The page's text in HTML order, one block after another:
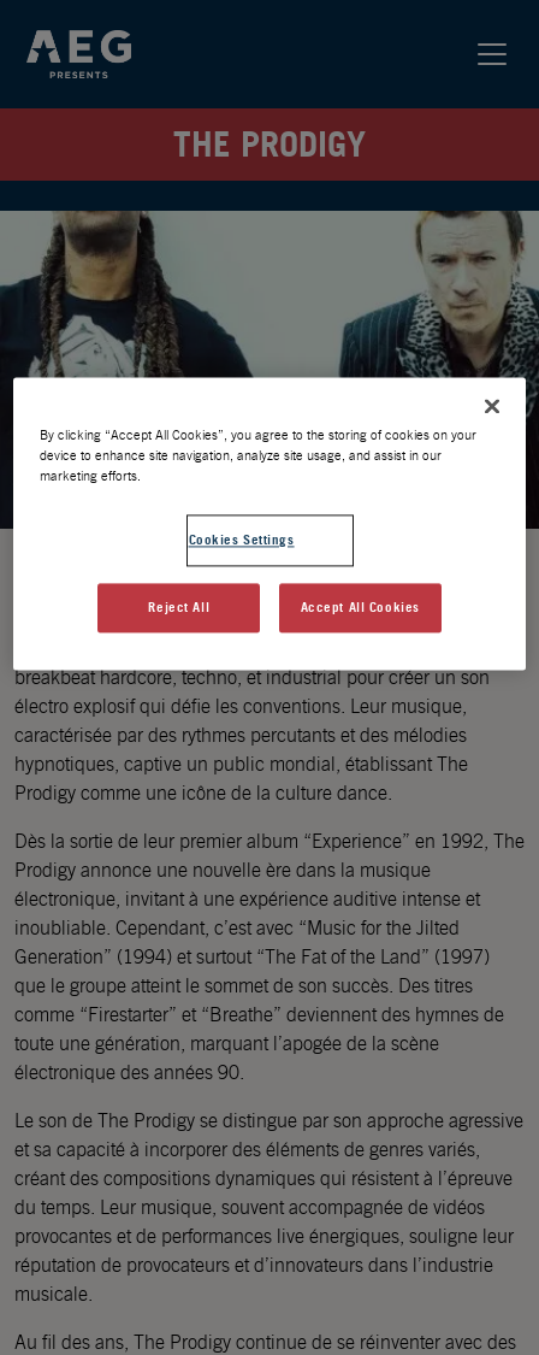
THE PRODIGY
The Prodigy, pionnier de la scène électronique britannique,
révolutionne la musique depuis sa formation en 1990. Avec
Liam Howlett à la composition, Keith Flint (jusqu’à son décès
breakbeat hardcore, techno, et industrial pour créer un son
électro explosif qui défie les conventions. Leur musique,
caractérisée par des rythmes percutants et des mélodies
hypnotiques, captive un public mondial, établissant The
Prodigy comme une icône de la culture dance.
Dès la sortie de leur premier album “Experience” en 1992, The
Prodigy annonce une nouvelle ère dans la musique
électronique, invitant à une expérience auditive intense et
inoubliable. Cependant, c’est avec “Music for the Jilted
Generation” (1994) et surtout “The Fat of the Land” (1997)
que le groupe atteint le sommet de son succès. Des titres
comme “Firestarter” et “Breathe” deviennent des hymnes de
toute une génération, marquant l’apogée de la scène
électronique des années 90.
Le son de The Prodigy se distingue par son approche agressive
et sa capacité à incorporer des éléments de genres variés,
créant des compositions dynamiques qui résistent à l’épreuve
du temps. Leur musique, souvent accompagnée de vidéos
provocantes et de performances live énergiques, souligne leur
réputation de provocateurs et d’innovateurs dans l’industrie
musicale.
Au fil des ans, The Prodigy continue de se réinventer avec des
By clicking “Accept All Cookies”, you agree to the storing of cookies on your
device to enhance site navigation, analyze site usage, and assist in our
marketing efforts.
Cookies Settings
Reject All Accept All Cookies